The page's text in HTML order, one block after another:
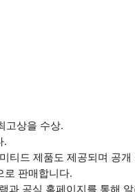
고상을 수상.
.
티드 제품도 제공되며 공
로 판매합니다.
과 공식 홈페이지를 통해